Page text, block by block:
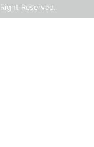
Reserved.